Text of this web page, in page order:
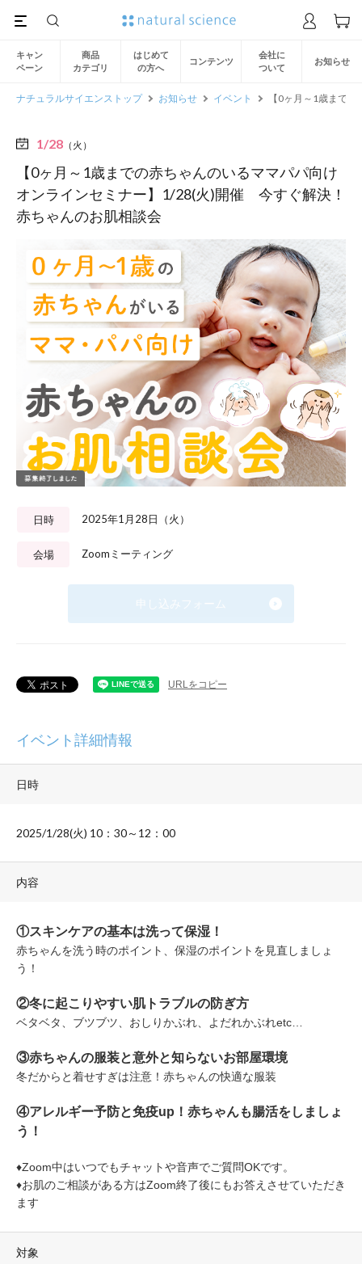
キャン
ペーン
商品
カテゴリ
はじめて
の方へ
コンテンツ
会社に
ついて
お知らせ
ナチュラルサイエンストップ お知らせ イベント 【0ヶ月～1歳まで
1/28 （火）
【0ヶ月～1歳までの赤ちゃんのいるママパパ向け
オンラインセミナー】1/28(火)開催 今すぐ解決！
赤ちゃんのお肌相談会
日時 2025年1月28日（火）
会場 Zoomミーティング
申し込みフォーム
URLをコピー
イベント詳細情報
日時
2025/1/28(火) 10：30～12：00
内容
①スキンケアの基本は洗って保湿！
赤ちゃんを洗う時のポイント、保湿のポイントを見直しましょ
う！
②冬に起こりやすい肌トラブルの防ぎ方
ベタベタ、ブツブツ、おしりかぶれ、よだれかぶれetc…
③赤ちゃんの服装と意外と知らないお部屋環境
冬だからと着せすぎは注意！赤ちゃんの快適な服装
④アレルギー予防と免疫up！赤ちゃんも腸活をしましょ
う！
♦Zoom中はいつでもチャットや音声でご質問OKです。
♦お肌のご相談がある方はZoom終了後にもお答えさせていただき
ます
対象